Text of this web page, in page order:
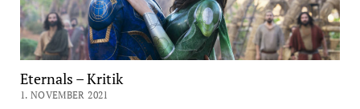
Eternals – Kritik
1. NOVEMBER 2021